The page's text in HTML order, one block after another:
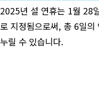
2025년 설 연휴는 1월 28
로 지정됨으로써, 총 6일
누릴 수 있습니다.